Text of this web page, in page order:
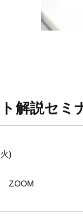
解説セミ
)
ZOOM